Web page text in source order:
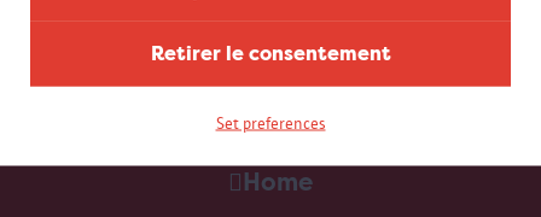
Retirer le consentement
Set preferences
Home